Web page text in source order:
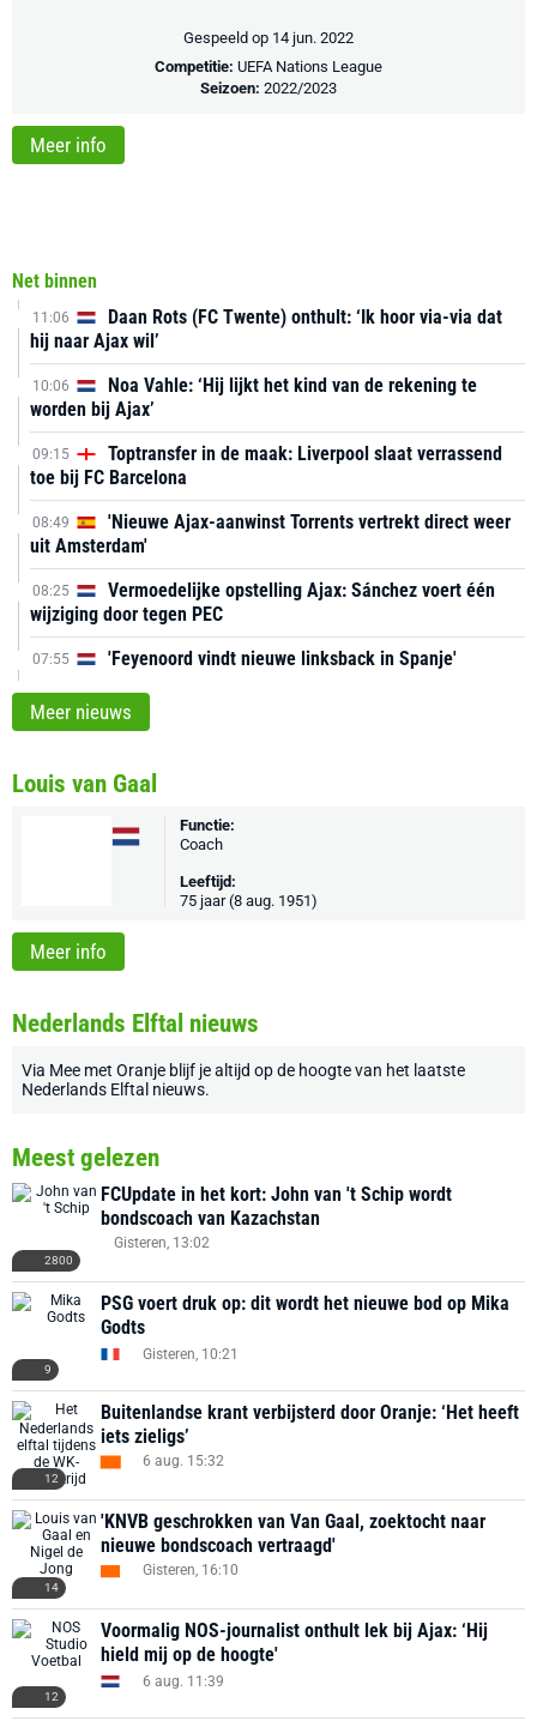
Net binnen
11:06
Daan Rots (FC Twente) onthult: ‘Ik hoor via-via dat
hij naar Ajax wil’
10:06
Noa Vahle: ‘Hij lijkt het kind van de rekening te
worden bij Ajax’
09:15
Toptransfer in de maak: Liverpool slaat verrassend
toe bij FC Barcelona
08:49
'Nieuwe Ajax-aanwinst Torrents vertrekt direct weer
uit Amsterdam'
08:25
Vermoedelijke opstelling Ajax: Sánchez voert één
wijziging door tegen PEC
07:55 'Feyenoord vindt nieuwe linksback in Spanje'
Meer nieuws
Gespeeld op 14 jun. 2022
Competitie: UEFA Nations League
Seizoen: 2022/2023
Meer info
Louis van Gaal
Functie:
Coach
Leeftijd:
75 jaar (8 aug. 1951)
Meer info
Nederlands Elftal nieuws
Via Mee met Oranje blijf je altijd op de hoogte van het laatste
Nederlands Elftal nieuws.
Meest gelezen
2800
FCUpdate in het kort: John van 't Schip wordt
bondscoach van Kazachstan
Gisteren, 13:02
9
PSG voert druk op: dit wordt het nieuwe bod op Mika
Godts
Gisteren, 10:21
12
Buitenlandse krant verbijsterd door Oranje: ‘Het heeft
iets zieligs’
6 aug. 15:32
14
'KNVB geschrokken van Van Gaal, zoektocht naar
nieuwe bondscoach vertraagd'
Gisteren, 16:10
12
Voormalig NOS-journalist onthult lek bij Ajax: ‘Hij
hield mij op de hoogte'
6 aug. 11:39